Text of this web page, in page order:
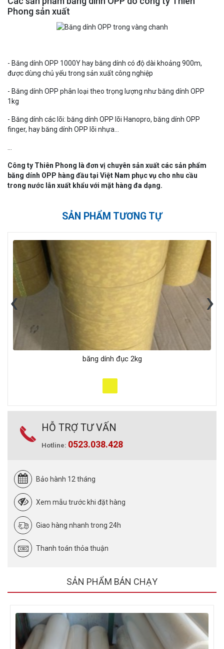
Phong sản xuất
- Băng dính OPP 1000Y hay băng dính có độ dài khoảng 900m,
được dùng chủ yếu trong sản xuất công nghiệp
- Băng dính OPP phân loại theo trọng lượng như băng dính OPP
1kg
- Băng dính các lõi: băng dính OPP lõi Hanopro, băng dính OPP
finger, hay băng dính OPP lõi nhựa…
Công ty Thiên Phong là đơn vị chuyên sản xuất các sản phẩm
băng dính OPP hàng đầu tại Việt Nam phục vụ cho nhu cầu
trong nước lẫn xuất khẩu với mặt hàng đa dạng.
SẢN PHẨM TƯƠNG TỰ
băng dính đục 2kg
‹ ›
HỖ TRỢ TƯ VẤN
Hotline: 0523.038.428
Bảo hành 12 tháng
Xem mẫu trước khi đặt hàng
Giao hàng nhanh trong 24h
Thanh toán thỏa thuận
SẢN PHẨM BÁN CHẠY